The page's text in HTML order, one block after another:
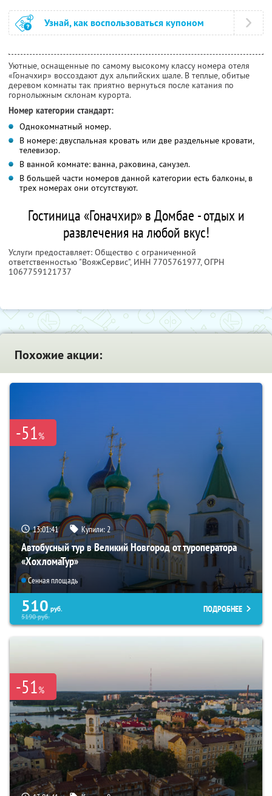
Узнай, как воспользоваться купоном
Уютные, оснащенные по самому высокому классу номера отеля
«Гоначхир» воссоздают дух альпийских шале. В теплые, обитые
деревом комнаты так приятно вернуться после катания по
горнолыжным склонам курорта.
Номер категории стандарт:
Однокомнатный номер.
В номере: двуспальная кровать или две раздельные кровати,
телевизор.
В ванной комнате: ванна, раковина, санузел.
В большей части номеров данной категории есть балконы, в
трех номерах они отсутствуют.
Гостиница «Гоначхир» в Домбае - отдых и
развлечения на любой вкус!
Услуги предоставляет: Общество с ограниченной
ответственностью "ВояжСервис", ИНН 7705761977, ОГРН
1067759121737
Похожие акции:
-51%
13:01:40 Купили:2
Автобусный тур в Великий Новгород от туроператора
«ХохломаТур»
Сенная площадь
510 руб.
5190руб.
ПОДРОБНЕЕ
-51%